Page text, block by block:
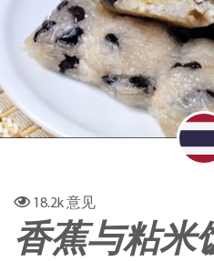
18.2k意见
香蕉与粘米